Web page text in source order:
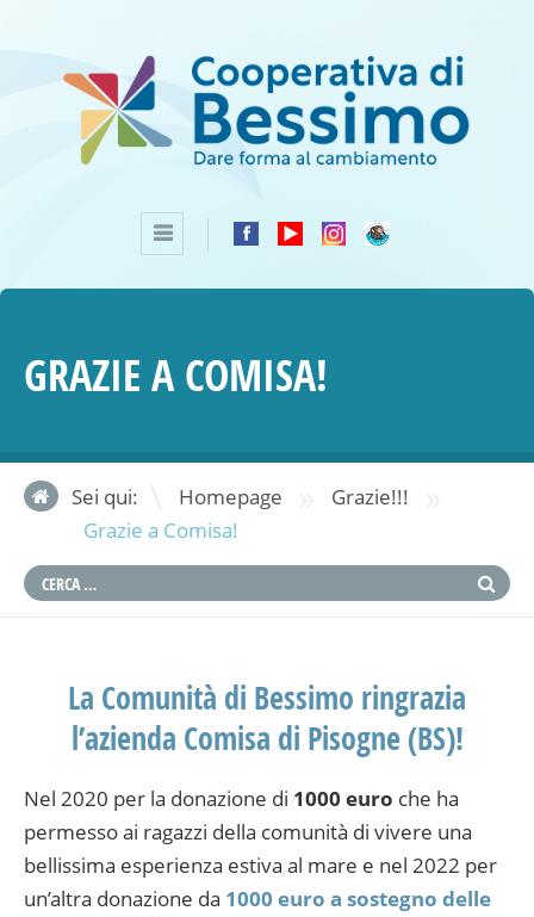
GRAZIE A COMISA!
Sei qui: Homepage » Grazie!!! »
Grazie a Comisa!
La Comunità di Bessimo ringrazia
l’azienda Comisa di Pisogne (BS)!
Nel 2020 per la donazione di 1000 euro che ha
permesso ai ragazzi della comunità di vivere una
bellissima esperienza estiva al mare e nel 2022 per
un’altra donazione da 1000 euro a sostegno delle